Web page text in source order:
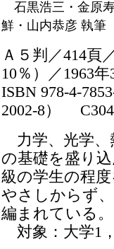
石黒浩三・金原
鮮・山内恭彦 執筆
Ａ５判／414頁
10％）／1963
ISBN 978-4-
2002-8）
力学、光学、
の基礎を盛り
級の学生の程
やさしからず
編まれている
対象：大学1